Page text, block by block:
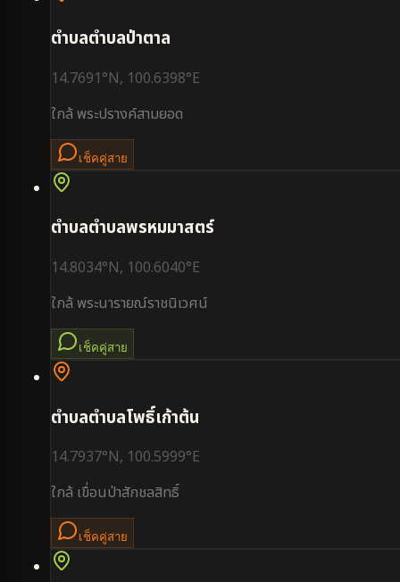
ตำบลตำบลป่าตาล
14.7691°N, 100.6398°E
ใกล้พระปรางค์สามยอด
เช็คคู่สาย
ตำบลตำบลพรหมมาสตร์
14.8034°N, 100.6040°E
ใกล้พระนารายณ์ราชนิเวศน์
เช็คคู่สาย
ตำบลตำบลโพธิ์เก้าต้น
14.7937°N, 100.5999°E
ใกล้ เขื่อนป่าสักชลสิทธิ์
เช็คคู่สาย